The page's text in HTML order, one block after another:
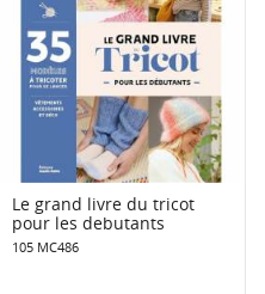
Le grand livre du tricot
pour les debutants
105 MC486